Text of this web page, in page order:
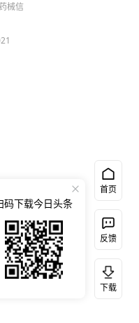
械信
首页
反馈
下载
码下载今日头条